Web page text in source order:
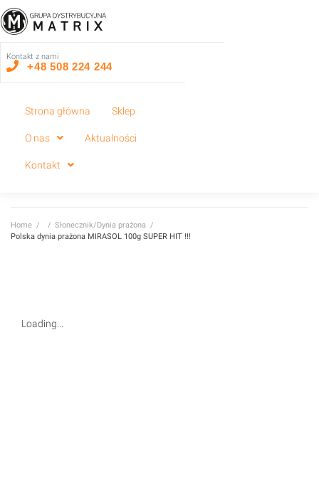
Strona główna Sklep
O nas Aktualności
Kontakt
Kontakt z nami
+48 508 224 244
Home / / Słonecznik/Dynia prażona /
Polska dynia prażona MIRASOL 100g SUPER HIT !!!
Loading...